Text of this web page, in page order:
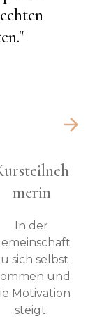
merin
In der
sich selbst
und
Motivation
steigt.